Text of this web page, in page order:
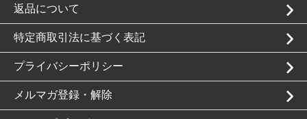
返品について
特定商取引法に基づく表記
プライバシーポリシー
メルマガ登録・解除